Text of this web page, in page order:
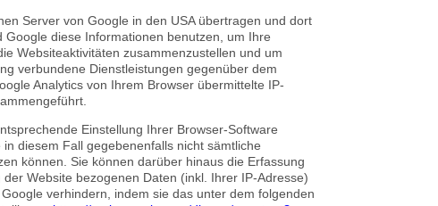
Server von Google in den USA übertragen und dort
diese Informationen benutzen, um Ihre
Websiteaktivitäten zusammenzustellen und um
verbundene Dienstleistungen gegenüber dem
Analytics von Ihrem Browser übermittelte IP-
Einstellung Ihrer Browser-Software
diesem Fall gegebenenfalls nicht sämtliche
können. Sie können darüber hinaus die Erfassung
Website bezogenen Daten (inkl. Ihrer IP-Adresse)
verhindern, indem sie das unter dem folgenden